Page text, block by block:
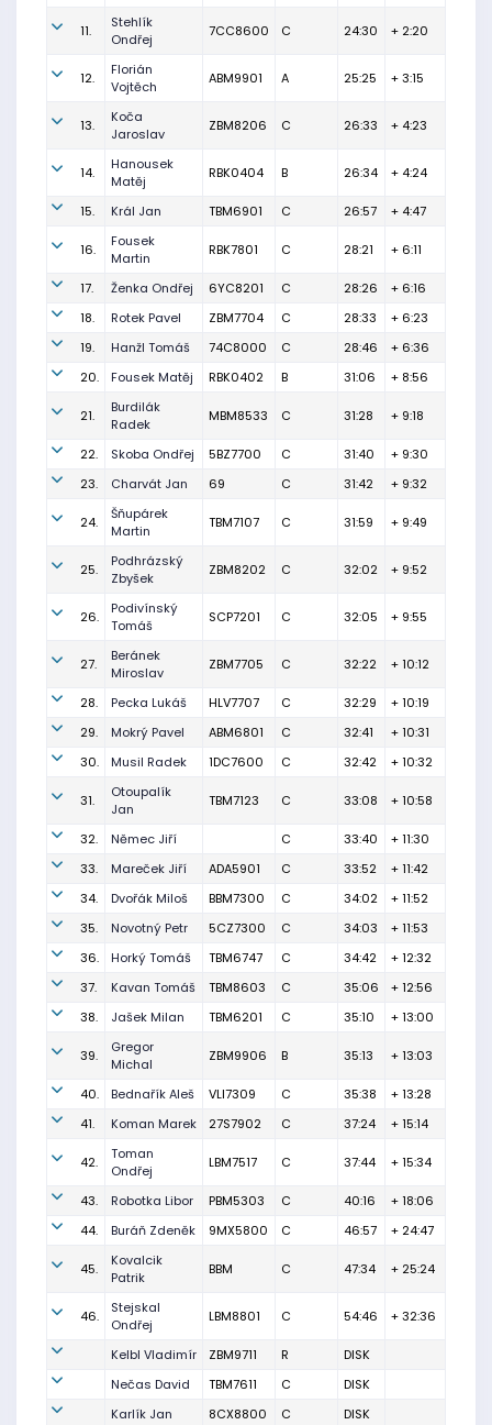
11.
Stehlík
Ondřej
7CC8600 C 24:30 + 2:20
12.
Florián
Vojtěch
ABM9901 A 25:25 + 3:15
13.
Koča
Jaroslav
ZBM8206 C 26:33 + 4:23
14.
Hanousek
Matěj
RBK0404 B 26:34 + 4:24
15. Král Jan TBM6901 C 26:57 + 4:47
16.
Fousek
Martin
RBK7801 C 28:21 + 6:11
17. Ženka Ondřej 6YC8201 C 28:26
+ 6:16
18.
Rotek Pavel ZBM7704 C 28:33
+ 6:23
19.
Hanžl Tomáš 74C8000 C 28:46
+ 6:36
20.
Fousek Matěj RBK0402 B 31:06 + 8:56
21.
Burdilák
Radek
MBM8533 C 31:28 + 9:18
22. Skoba Ondřej 5BZ7700 C 31:40
+ 9:30
23.
Charvát Jan 69 C 31:42 + 9:32
24.
Šňupárek
Martin
TBM7107 C 31:59 + 9:49
25.
Podhrázský
Zbyšek
ZBM8202 C 32:02 + 9:52
26.
Podivínský
Tomáš
SCP7201 C 32:05 + 9:55
27.
Beránek
Miroslav
ZBM7705 C 32:22 + 10:12
28. Pecka Lukáš HLV7707 C 32:29
+ 10:19
29.
Mokrý Pavel ABM6801 C 32:41
+ 10:31
30.
Musil Radek 1DC7600 C 32:42 + 10:32
31.
Otoupalík
Jan
TBM7123 C 33:08 + 10:58
32. Němec Jiří C 33:40
+ 11:30
33.
Mareček Jiří ADA5901 C 33:52
+ 11:42
34.
Dvořák Miloš BBM7300 C 34:02
+ 11:52
35.
Novotný Petr 5CZ7300 C 34:03
+ 11:53
36.
Horký Tomáš TBM6747 C 34:42
+ 12:32
37.
Kavan Tomáš TBM8603 C 35:06
+ 12:56
38.
Jašek Milan TBM6201 C 35:10 + 13:00
39.
Gregor
Michal
ZBM9906 B 35:13 + 13:03
40. Bednařík Aleš VLI7309 C 35:38
+ 13:28
41.
Koman Marek 27S7902 C 37:24 + 15:14
42.
Toman
Ondřej
LBM7517 C 37:44 + 15:34
43. Robotka Libor PBM5303 C 40:16
+ 18:06
44.
Buráň Zdeněk 9MX5800 C 46:57 + 24:47
45.
Kovalcik
Patrik
BBM C 47:34 + 25:24
46.
Stejskal
Ondřej
LBM8801 C 54:46 + 32:36
Kelbl Vladimír ZBM9711 R
DISK
Nečas David
TBM7611 C
DISK
Karlík Jan
8CX8800 C DISK